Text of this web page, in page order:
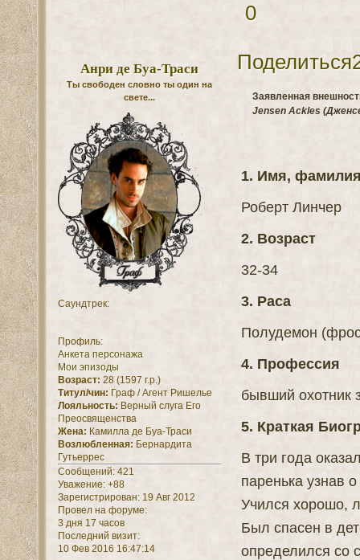
0
Поделиться
Анри де Буа-Траси
Ты свободен словно ты один на
свете...
Саундтрек:
Профиль:
Анкета персонажа
Мои эпизоды
Возраст: 28 (1597 г.р.)
Титул/чин: Граф / Агент Ришелье
Лояльность: Верный слуга Его
Преосвященства
Жена: Камилла де Буа-Траси
Возлюбленная: Бернардита
Гутьеррес
Сообщений:421
Уважение: +88
Зарегистрирован: 19 Авг 2012
Провел на форуме:
3 дня 17 часов
Последний визит:
10 Фев 2016 16:47:14
Заявленная
Jensen Ackles
1. Имя,
Роберт Линчер
2. Возраст
32-34
3. Раса
Полудемон
4. Профессия
бывший охотник
5. Краткая
В три года
паренька узнав
Учился хорошо,
Был спасен в
определился со